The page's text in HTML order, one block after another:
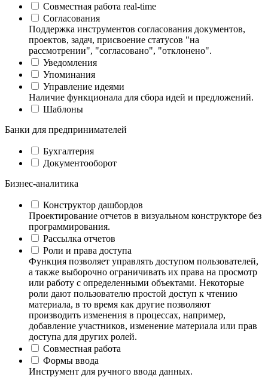
Совместная работа real-time
Согласования
Поддержка инструментов согласования документов,
проектов, задач, присвоение статусов "на
рассмотрении", "согласовано", "отклонено".
Уведомления
Упоминания
Управление идеями
Наличие функционала для сбора идей и предложений.
Шаблоны
Банки для предпринимателей
Бухгалтерия
Документооборот
Бизнес-аналитика
Конструктор дашбордов
Проектирование отчетов в визуальном конструкторе без
программирования.
Рассылка отчетов
Роли и права доступа
Функция позволяет управлять доступом пользователей,
а также выборочно ограничивать их права на просмотр
или работу с определенными объектами. Некоторые
роли дают пользователю простой доступ к чтению
материала, в то время как другие позволяют
производить изменения в процессах, например,
добавление участников, изменение материала или прав
доступа для других ролей.
Совместная работа
Формы ввода
Инструмент для ручного ввода данных.